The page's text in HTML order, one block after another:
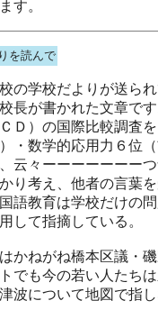
す。
を読んで
の学校だよりが送られ
長が書かれた文章です
Ｄ）の国際比較調査
・数学的応用力６位
云々ーーーーーーーつ
り考え、他者の言葉
語教育は学校だけの
て指摘している。
かねがね橋本区議・
でも今の若い人たちは
波について地図で指